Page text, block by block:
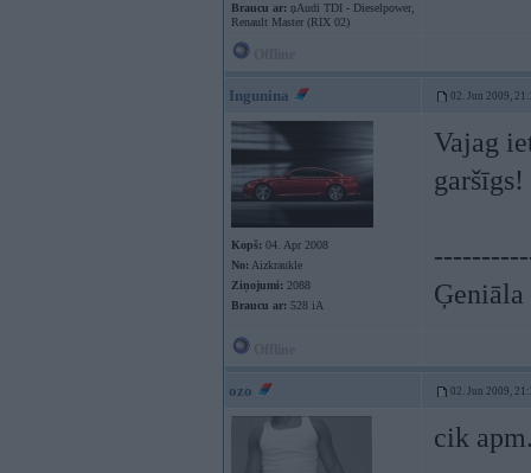
Braucu ar: ņAudi TDI - Dieselpower,
Renault Master (RIX 02)
Ingunina 02. Jun 2009,
Kopš: 04. Apr 2008
No: Aizkraukle
Ziņojumi: 2088
Braucu ar: 528 iA
Vajag
garšīgs!
ozo 02. Jun 2009,
cik